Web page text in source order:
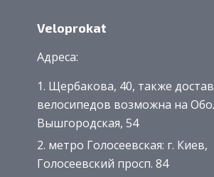
Veloprokat
Адреса:
​Щербакова, 40, также
велосипедов возможна на
Вышгородская, 54
метро Голосеевская: г. Киев,
Голосеевский просп. 84